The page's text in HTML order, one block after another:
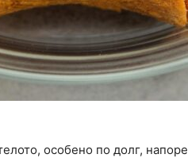
особено по долг,